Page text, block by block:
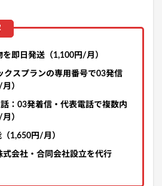
即日発送（1,100円/月）
クスプランの専用番号で03発信
）
：03発着信・代表電話で複数内
）
1,650円/月）
式会社・合同会社設立を代行